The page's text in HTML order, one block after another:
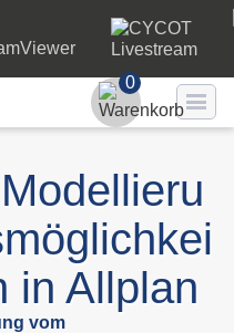
0
Modellieru
in Allplan
vom